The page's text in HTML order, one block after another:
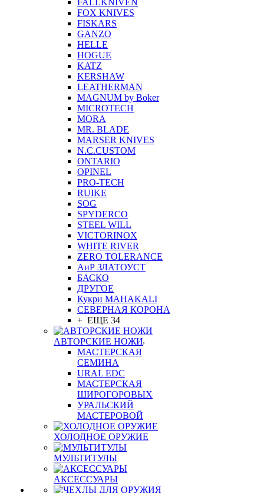
FALLKNIVEN
FOX KNIVES
FISKARS
GANZO
HELLE
HOGUE
KATZ
KERSHAW
LEATHERMAN
MAGNUM by Boker
MICROTECH
MORA
MR. BLADE
MARSER KNIVES
N.C.CUSTOM
ONTARIO
OPINEL
PRO-TECH
RUIKE
SOG
SPYDERCO
STEEL WILL
VICTORINOX
WHITE RIVER
ZERO TOLERANCE
АиР ЗЛАТОУСТ
БАСКО
ДРУГОЕ
Кукри MAHAKALI
СЕВЕРНАЯ КОРОНА
+ ЕЩЕ 34
АВТОРСКИЕ НОЖИ
МАСТЕРСКАЯ
СЕМИНА
URAL EDC
МАСТЕРСКАЯ
ШИРОГОРОВЫХ
УРАЛЬСКИЙ
МАСТЕРОВОЙ
ХОЛОДНОЕ ОРУЖИЕ
МУЛЬТИТУЛЫ
АКСЕССУАРЫ